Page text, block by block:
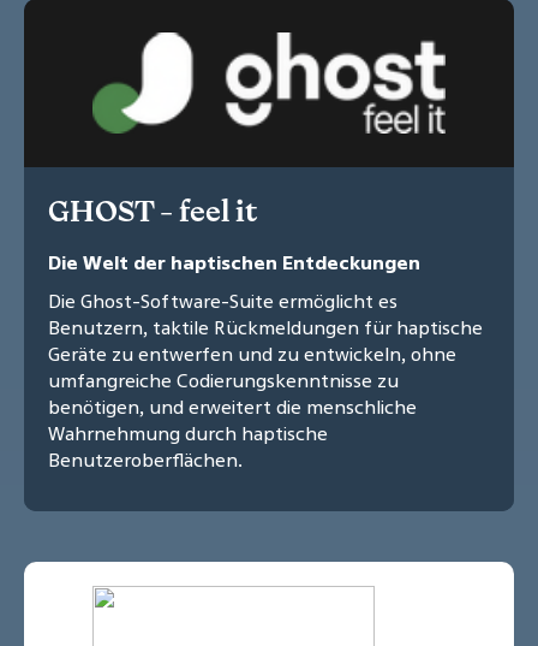
GHOST - feel it
Die Welt der haptischen Entdeckungen
Die Ghost-Software-Suite ermöglicht es
Benutzern, taktile Rückmeldungen für haptische
Geräte zu entwerfen und zu entwickeln, ohne
umfangreiche Codierungskenntnisse zu
benötigen, und erweitert die menschliche
Wahrnehmung durch haptische
Benutzeroberflächen.